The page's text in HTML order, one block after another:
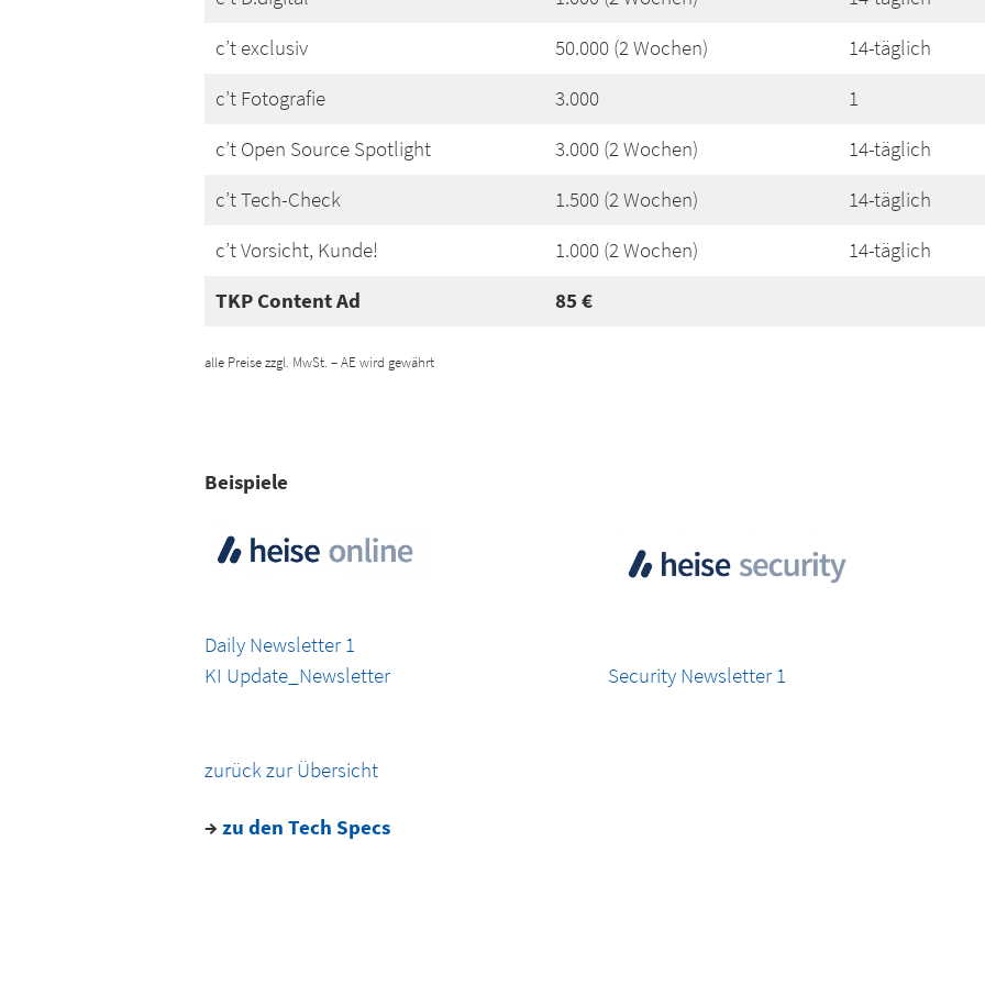
c’t exclusiv
50.000 (2 Wochen) 14-täglich
c’t Fotografie
3.000 1
c’t Open Source Spotlight
3.000 (2 Wochen) 14-täglich
c’t Tech-Check
1.500 (2 Wochen) 14-täglich
c’t Vorsicht, Kunde!
1.000 (2 Wochen) 14-täglich
TKP Content Ad 85 €
alle Preise zzgl. MwSt. – AE wird gewährt
Beispiele
Daily Newsletter 1
KI Update_Newsletter
Security Newsletter 1
zurück zur Übersicht
→ zu den Tech Specs